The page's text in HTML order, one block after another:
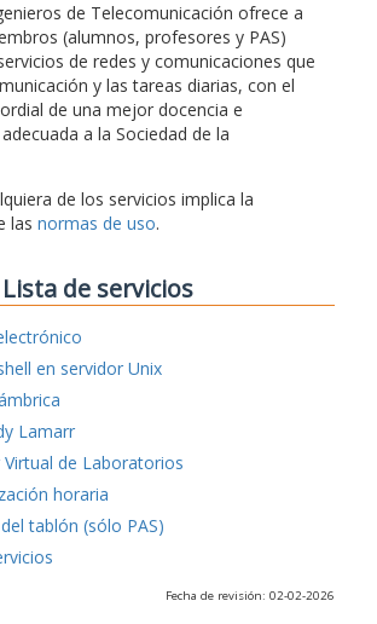
de Telecomunicación ofrece a
(alumnos, profesores y PAS)
de redes y comunicaciones que
y las tareas diarias, con el
de una mejor docencia e
a la Sociedad de la
de los servicios implica la
las normas de uso.
Lista de servicios
en servidor Unix
Lamarr
Virtual de Laboratorios
horaria
tablón (sólo PAS)
Fecha de revisión: 02-02-2026